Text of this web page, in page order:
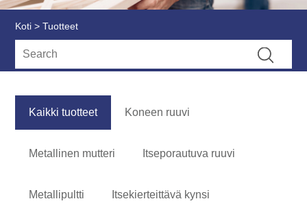
Koti > Tuotteet
Kaikki tuotteet Koneen ruuvi
Metallinen mutteri Itseporautuva ruuvi
Metallipultti Itsekierteittävä kynsi